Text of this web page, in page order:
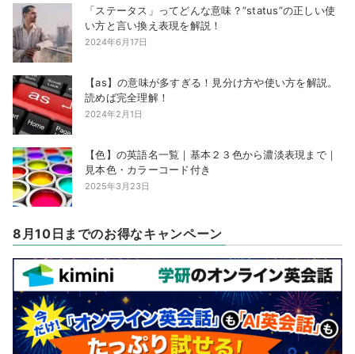
「ステータス」ってどんな意味？”status”の正しい使
い方と言い換え表現を解説！
2024年6月17日
【as】の意味が多すぎる！見分け方や使い方を解説。
読めば完全理解！
2024年2月1日
【色】の英語名一覧｜基本２３色から濃淡表現まで｜
見本色・カラーコード付き
2025年3月23日
8月10日までのお得なキャンペーン